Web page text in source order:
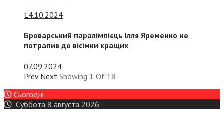
14.10.2024
Броварський паралімпієць Ілля Яременко не
потрапив до вісімки кращих
07.09.2024
Prev Next Showing 1 Of 18
Сьогодні
Суббота 8 августа 2026